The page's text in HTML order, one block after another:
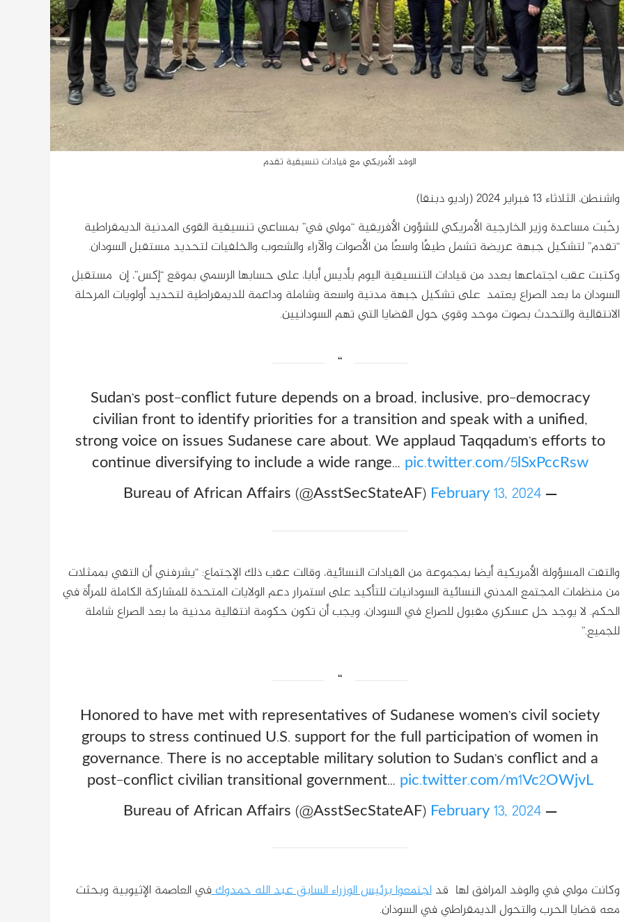
الوفد الأمريكي مع قيادات تنسيقية تقدم
واشنطن، الثلاثاء 13 فبراير 2024 (راديو دبنقا)
رحّبت مساعدة وزير الخارجية الأمريكي للشؤون الأفريقية “مولي في” بمساعي تنسيقية القوى المدنية الديمقراطية
“تقدم” لتشكيل جبهة عريضة تشمل طيفًا واسعًا من الأصوات والآراء والشعوب والخلفيات لتحديد مستقبل السودان.
وكتبت عقب اجتماعها بعدد من قيادات التنسيقية اليوم بأديس أبابا، على حسابها الرسمي بموقع “إكس”، إن مستقبل
السودان ما بعد الصراع يعتمد على تشكيل جبهة مدنية واسعة وشاملة وداعمة للديمقراطية لتحديد أولويات المرحلة
الانتقالية والتحدث بصوت موحد وقوي حول القضايا التي تهم السودانيين.
Sudan’s post-conflict future depends on a broad, inclusive, pro-democracy
civilian front to identify priorities for a transition and speak with a unified,
strong voice on issues Sudanese care about. We applaud Taqqadum’s efforts to
continue diversifying to include a wide range… pic.twitter.com/5lSxPccRsw
— Bureau of African Affairs (@AsstSecStateAF)
February 13, 2024
والتقت المسؤولة الأمريكية أيضا بمجموعة من القيادات النسائية، وقالت عقب ذلك الإجتماع: “يشرفني أن التقي بممثلات
من منظمات المجتمع المدني النسائية السودانيات للتأكيد على استمرار دعم الولايات المتحدة للمشاركة الكاملة للمرأة في
الحكم. لا يوجد حل عسكري مقبول للصراع في السودان، ويجب أن تكون حكومة انتقالية مدنية ما بعد الصراع شاملة
للجميع.”
Honored to have met with representatives of Sudanese women’s civil society
groups to stress continued U.S. support for the full participation of women in
governance. There is no acceptable military solution to Sudan’s conflict and a
post-conflict civilian transitional government… pic.twitter.com/m1Vc2OWjvL
— Bureau of African Affairs (@AsstSecStateAF)
February 13, 2024
وكانت مولي في والوفد المرافق لها قداجتمعوا برئيس الوزراء السابق عبد الله حمدوكفي العاصمة الإثيوبية وبحثت
معه قضايا الحرب والتحول الديمقراطي في السودان.